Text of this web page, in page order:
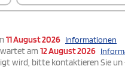
11 August 2026 Informationen
am 12 August 2026
wird, bitte kontaktieren Sie un